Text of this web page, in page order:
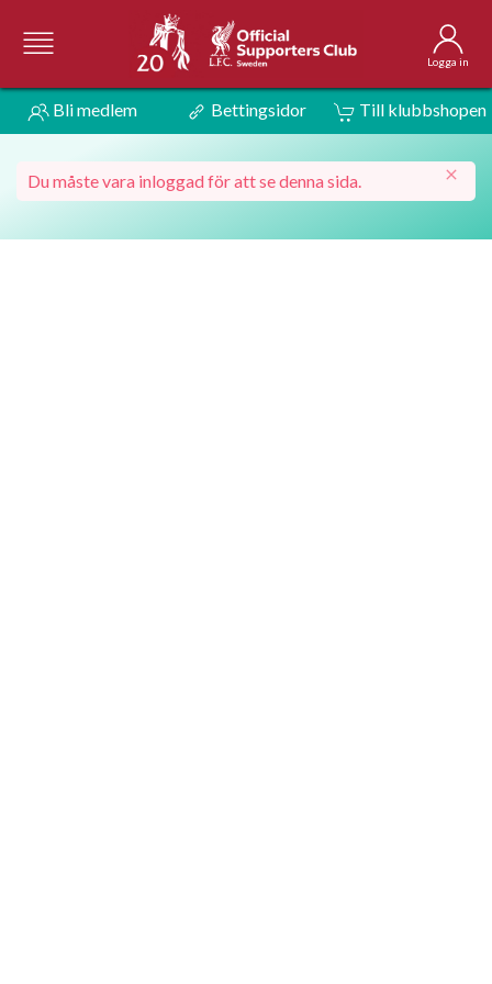
Logga in
Bli medlem Bettingsidor Till klubbshopen
Du måste vara inloggad för att se denna sida.